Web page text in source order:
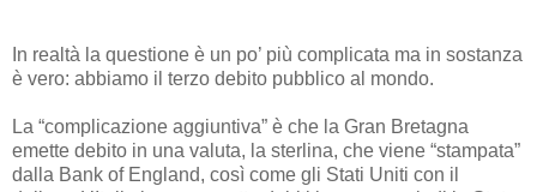
In realtà la questione è un po’ più complicata ma in sostanza
è vero: abbiamo il terzo debito pubblico al mondo.
La “complicazione aggiuntiva” è che la Gran Bretagna
emette debito in una valuta, la sterlina, che viene “stampata”
dalla Bank of England, così come gli Stati Uniti con il